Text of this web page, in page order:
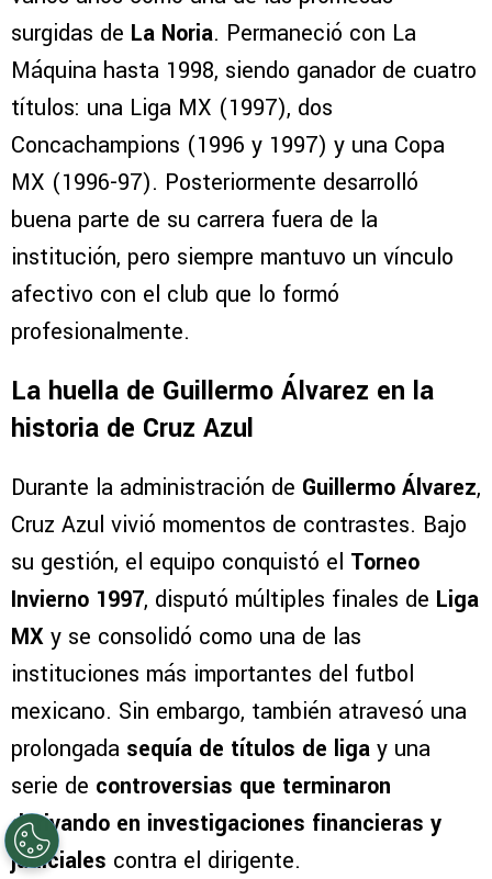
año 1989 hasta 1992. En 1993 logró debutar en
el primer equipo, siendo considerado durante
varios años como una de las promesas
surgidas deLa Noria. Permaneció con La
Máquina hasta 1998, siendo ganador de cuatro
títulos: una Liga MX (1997), dos
Concachampions (1996 y 1997) y una Copa
MX (1996-97). Posteriormente desarrolló
buena parte de su carrera fuera de la
afectivo con el club que lo formó
profesionalmente.
La huella de Guillermo Álvarez en la
historia de Cruz Azul
Durante la administración deGuillermo Álvarez
Cruz Azul vivió momentos de contrastes. Bajo
su gestión, el equipo conquistó el Torneo
Invierno 1997, disputó múltiples finales deLiga
MXy se consolidó como una de las
instituciones más importantes del futbol
mexicano. Sin embargo, también atravesó una
prolongadasequía de títulos de liga